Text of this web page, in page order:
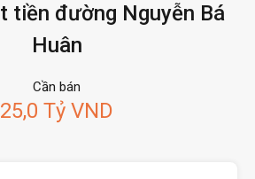
tiền đường Nguyễn Bá
Huân
Cần bán
25,0 Tỷ VND